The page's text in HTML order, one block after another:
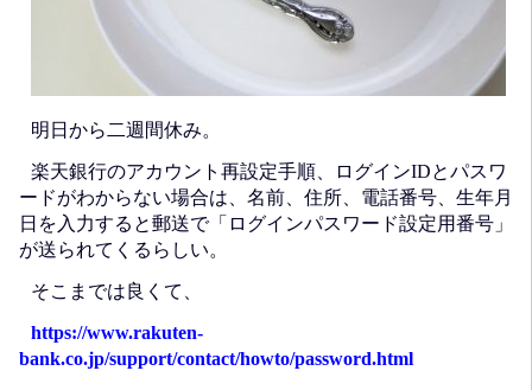
明日から二週間休み。
楽天銀行のアカウント再設定手順、ログインIDとパスワ
ードがわからない場合は、名前、住所、電話番号、生年月
日を入力すると郵送で「ログインパスワード設定用番号」
が送られてくるらしい。
そこまでは良くて、
https://www.rakuten-
bank.co.jp/support/contact/howto/password.html